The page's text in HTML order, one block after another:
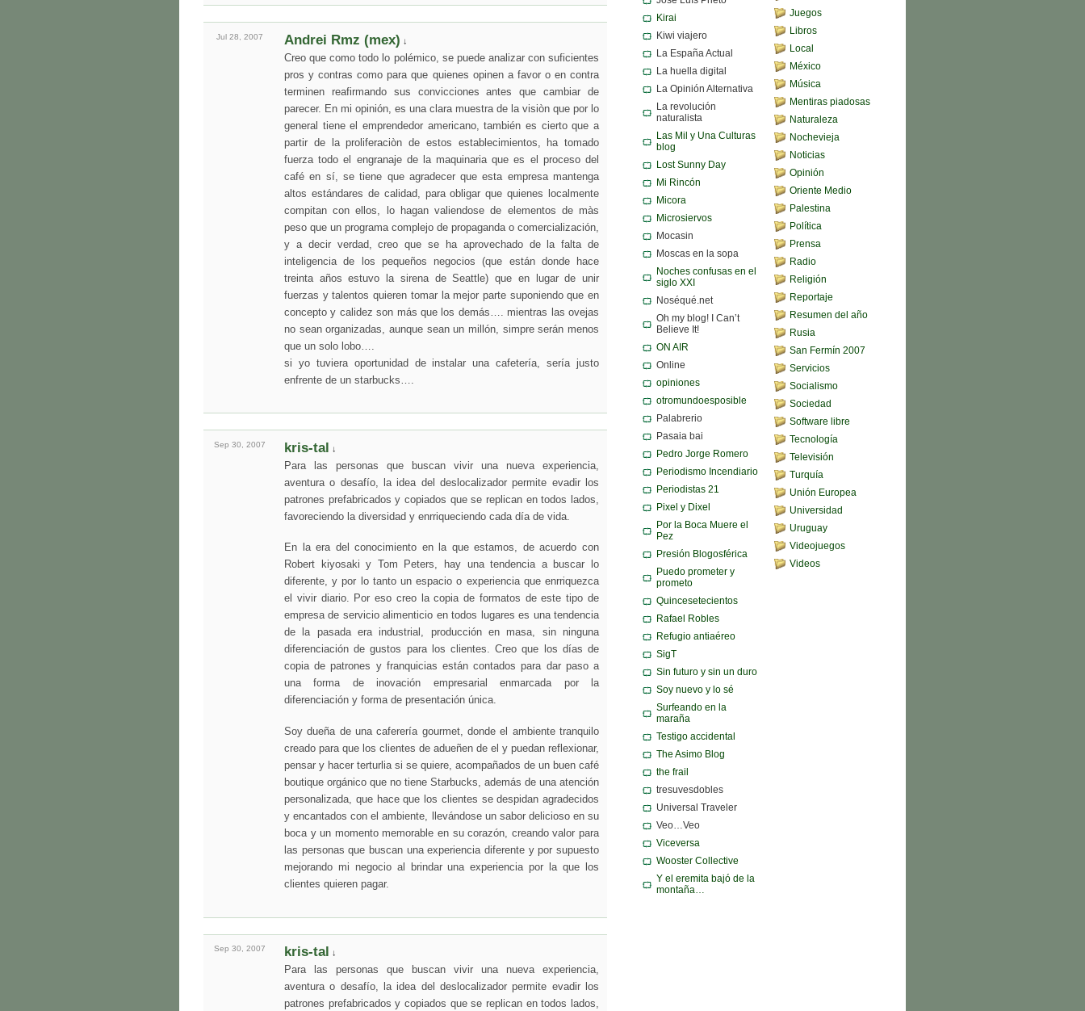
Jul 28, 2007 Andrei Rmz (mex) ↓
Creo que como todo lo polémico, se puede analizar con suficientes
pros y contras como para que quienes opinen a favor o en contra
terminen reafirmando sus convicciones antes que cambiar de
parecer. En mi opinión, es una clara muestra de la visiòn que por lo
general tiene el emprendedor americano, también es cierto que a
partir de la proliferaciòn de estos establecimientos, ha tomado
fuerza todo el engranaje de la maquinaria que es el proceso del
café en sí, se tiene que agradecer que esta empresa mantenga
altos estándares de calidad, para obligar que quienes localmente
compitan con ellos, lo hagan valiendose de elementos de màs
peso que un programa complejo de propaganda o comercialización,
y a decir verdad, creo que se ha aprovechado de la falta de
inteligencia de los pequeños negocios (que están donde hace
treinta años estuvo la sirena de Seattle) que en lugar de unir
fuerzas y talentos quieren tomar la mejor parte suponiendo que en
concepto y calidez son más que los demás…. mientras las ovejas
no sean organizadas, aunque sean un millón, simpre serán menos
que un solo lobo….
si yo tuviera oportunidad de instalar una cafetería, sería justo
enfrente de un starbucks….
Sep 30, 2007 kris-tal ↓
Para las personas que buscan vivir una nueva experiencia,
aventura o desafío, la idea del deslocalizador permite evadir los
patrones prefabricados y copiados que se replican en todos lados,
favoreciendo la diversidad y enrriqueciendo cada día de vida.
En la era del conocimiento en la que estamos, de acuerdo con
Robert kiyosaki y Tom Peters, hay una tendencia a buscar lo
diferente, y por lo tanto un espacio o experiencia que enrriquezca
el vivir diario. Por eso creo la copia de formatos de este tipo de
empresa de servicio alimenticio en todos lugares es una tendencia
de la pasada era industrial, producción en masa, sin ninguna
diferenciación de gustos para los clientes. Creo que los días de
copia de patrones y franquicias están contados para dar paso a
una forma de inovación empresarial enmarcada por la
diferenciación y forma de presentación única.
Soy dueña de una caferería gourmet, donde el ambiente tranquilo
creado para que los clientes de adueñen de el y puedan reflexionar,
pensar y hacer terturlia si se quiere, acompañados de un buen café
boutique orgánico que no tiene Starbucks, además de una atención
personalizada, que hace que los clientes se despidan agradecidos
y encantados con el ambiente, llevándose un sabor delicioso en su
boca y un momento memorable en su corazón, creando valor para
las personas que buscan una experiencia diferente y por supuesto
mejorando mi negocio al brindar una experiencia por la que los
clientes quieren pagar.
Sep 30, 2007 kris-tal ↓
Para las personas que buscan vivir una nueva experiencia,
aventura o desafío, la idea del deslocalizador permite evadir los
patrones prefabricados y copiados que se replican en todos lados,
Kirai
Kiwi viajero
La España Actual
La huella digital
La Opinión Alternativa
La revolución
naturalista
Las Mil y Una Culturas
blog
Lost Sunny Day
Mi Rincón
Micora
Microsiervos
Mocasin
Moscas en la sopa
Noches confusas en el
siglo XXI
Noséqué.net
Oh my blog! I Can’t
Believe It!
ON AIR
Online
opiniones
otromundoesposible
Palabrerio
Pasaia bai
Pedro Jorge Romero
Periodismo Incendiario
Periodistas 21
Pixel y Dixel
Por la Boca Muere el
Pez
Presión Blogosférica
Puedo prometer y
prometo
Quincesetecientos
Rafael Robles
Refugio antiaéreo
SigT
Sin futuro y sin un duro
Soy nuevo y lo sé
Surfeando en la
maraña
Testigo accidental
The Asimo Blog
the frail
tresuvesdobles
Universal Traveler
Veo…Veo
Viceversa
Wooster Collective
Y el eremita bajó de la
montaña…
Juegos
Libros
Local
México
Música
Mentiras piadosas
Naturaleza
Nochevieja
Noticias
Opinión
Oriente Medio
Palestina
Política
Prensa
Radio
Religión
Reportaje
Resumen del año
Rusia
San Fermín 2007
Servicios
Socialismo
Sociedad
Software libre
Tecnología
Televisión
Turquía
Unión Europea
Universidad
Uruguay
Videojuegos
Videos